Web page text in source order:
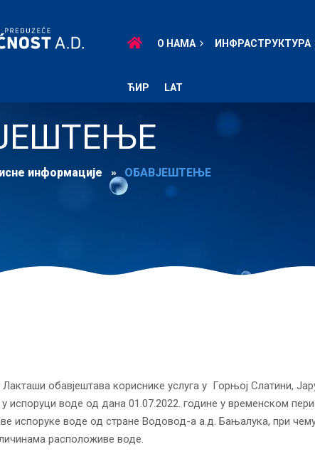
О НАМА ИНФРАСТРУКТУРА
ЋИР LAT
информације ОБАВЈЕШТЕЊЕ
Лакташи обавјештава кориснике услуга у Горњој Слатини,
испоруци воде од дана 01.07.2022. године у временском
испоруке воде од стране Водовод-а а.д. Бањалука, при
расположиве воде.